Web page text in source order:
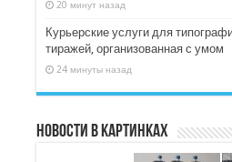
20 минут назад
Курьерские услуги для
тиражей, организованная с умом
24 минуты назад
Новости в картинках